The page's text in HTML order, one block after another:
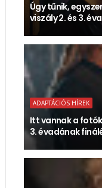
Úgy tűnik,
viszály 2. és 3.
ADAPTÁCIÓS HÍREK
Itt vannak a
3. évadának